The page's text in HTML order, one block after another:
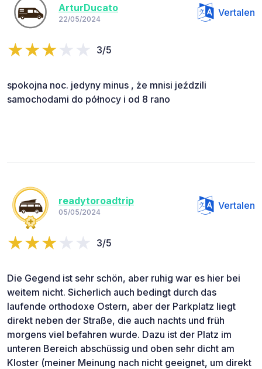
ArturDucato
22/05/2024
Vertalen
3/5
spokojna noc. jedyny minus , że mnisi jeździli
samochodami do północy i od 8 rano
readytoroadtrip
05/05/2024
Vertalen
3/5
Die Gegend ist sehr schön, aber ruhig war es hier bei
weitem nicht. Sicherlich auch bedingt durch das
laufende orthodoxe Ostern, aber der Parkplatz liegt
direkt neben der Straße, die auch nachts und früh
morgens viel befahren wurde. Dazu ist der Platz im
unteren Bereich abschüssig und oben sehr dicht am
Kloster (meiner Meinung nach nicht geeignet, um direkt